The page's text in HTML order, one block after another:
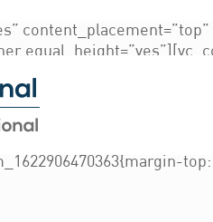
top: 0px